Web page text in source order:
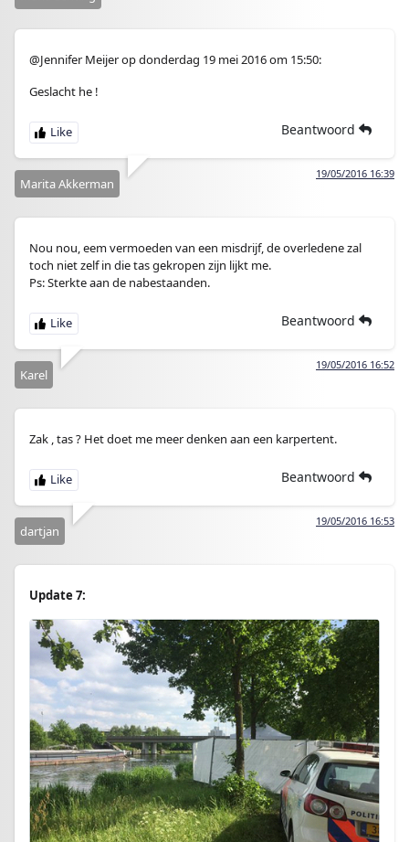
@Jennifer Meijer op donderdag 19 mei 2016 om 15:50:
Geslacht he !
Beantwoord
19/05/2016 16:39
Marita Akkerman
Nou nou, eem vermoeden van een misdrijf, de overledene zal
toch niet zelf in die tas gekropen zijn lijkt me.
Ps: Sterkte aan de nabestaanden.
Beantwoord
19/05/2016 16:52
Karel
Zak , tas ? Het doet me meer denken aan een karpertent.
Beantwoord
19/05/2016 16:53
dartjan
Update 7: